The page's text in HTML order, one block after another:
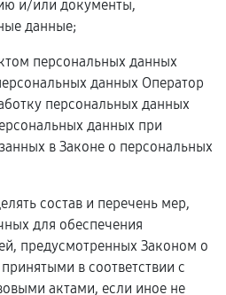
и/или документы,
данные;
персональных данных
данных Оператор
персональных данных
данных при
в Законе о персональных
состав и перечень мер,
для обеспечения
предусмотренных Законом о
в соответствии с
актами, если иное не